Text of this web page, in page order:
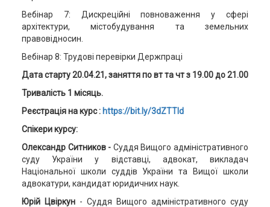
Вебінар 7: Дискреційні повноваження у сфері
архітектури, містобудування та земельних
правовідносин.
Вебінар 8: Трудові перевірки Держпраці
Дата старту 20.04.21, заняття по вт та чт з 19.00 до 21.00
Тривалість 1 місяць.
Реєстрація на курс : https://bit.ly/3dZTTId
Спікери курсу:
Олександр Ситников - Суддя Вищого адміністративного
суду України у відставці, адвокат, викладач
Національної школи суддів України та Вищої школи
адвокатури, кандидат юридичних наук.
Юрій Цвіркун- Суддя Вищого адміністративного суду